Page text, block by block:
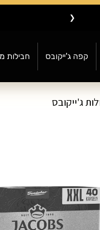
קפה ג'ייקובס חבילות